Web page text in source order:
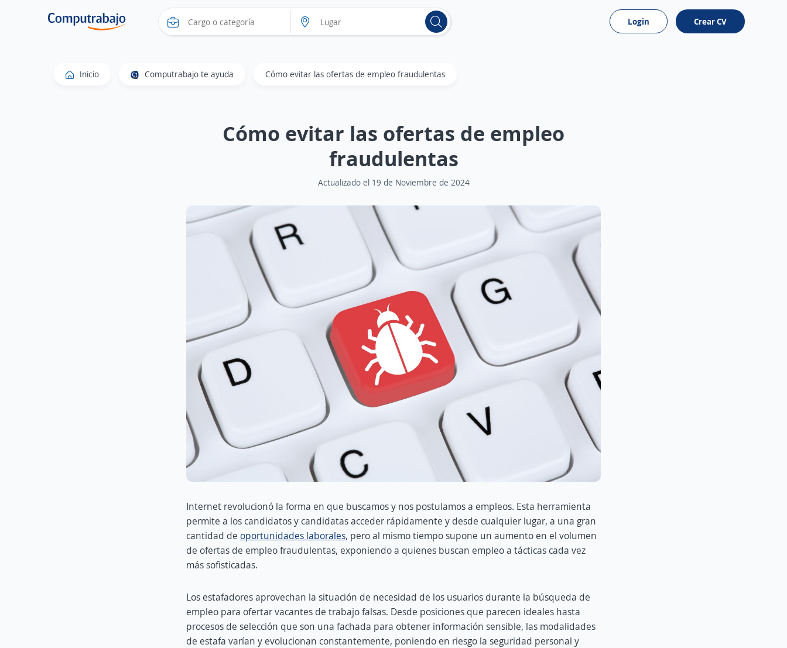
Login Crear CV
Inicio Computrabajo te ayuda Cómo evitar las ofertas de empleo fraudulentas
Cómo evitar las ofertas de empleo
fraudulentas
Actualizado el 19 de Noviembre de 2024
Internet revolucionó la forma en que buscamos y nos postulamos a empleos. Esta herramienta
permite a los candidatos y candidatas acceder rápidamente y desde cualquier lugar, a una gran
cantidad de oportunidades laborales, pero al mismo tiempo supone un aumento en el volumen
de ofertas de empleo fraudulentas, exponiendo a quienes buscan empleo a tácticas cada vez
más sofisticadas.
Los estafadores aprovechan la situación de necesidad de los usuarios durante la búsqueda de
empleo para ofertar vacantes de trabajo falsas. Desde posiciones que parecen ideales hasta
procesos de selección que son una fachada para obtener información sensible, las modalidades
de estafa varían y evolucionan constantemente, poniendo en riesgo la seguridad personal y